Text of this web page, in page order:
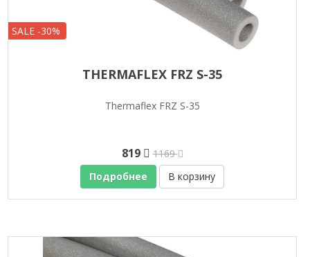
SALE -30%
THERMAFLEX FRZ S-35
Thermaflex FRZ S-35
819
1169
Подробнее
В корзину